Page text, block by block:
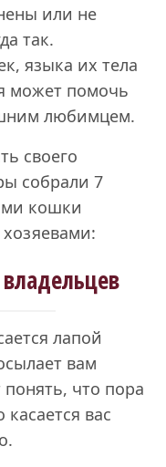
или не
так.
языка их тела
может помочь
любимцем.
своего
собрали 7
кошки
лапой
вам
что пора
вас